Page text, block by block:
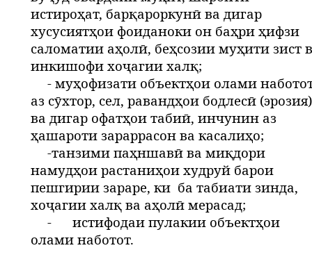
истироҳат, барқароркунӣ ва дигар
хусусиятҳои фоиданоки он баҳри ҳифзи
саломатии аҳолӣ, беҳсозии муҳити зист
инкишофи хоҷагии халқ;
- муҳофизати объектҳои олами
аз сӯхтор, сел, равандҳои бодлесӣ (эрозия)
ва дигар офатҳои табиӣ, инчунин аз
ҳашароти зараррасон ва касалиҳо;
-танзими паҳншавӣ ва миқдори
намудҳои растаниҳои худруй барои
пешгирии зараре, ки ба табиати зинда,
хоҷагии халқ ва аҳолӣ мерасад;
-
истифодаи пулакии объектҳои
олами наботот.